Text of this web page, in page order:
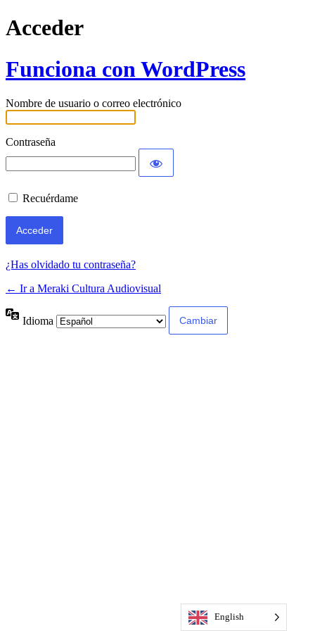
Acceder
Funciona con WordPress
Nombre de usuario o correo electrónico
Contraseña
Recuérdame
¿Has olvidado tu contraseña?
← Ir a Meraki Cultura Audiovisual
Idioma
English